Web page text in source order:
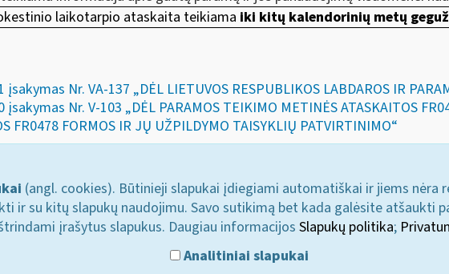
laikotarpio ataskaita teikiama iki kitų kalendorinių metų
Nr. VA-137 „DĖL LIETUVOS RESPUBLIKOS LABDAROS IR
Nr. V-103 „DĖL PARAMOS TEIKIMO METINĖS ATASKAITOS
FR0478 FORMOS IR JŲ UŽPILDYMO TAISYKLIŲ PATVIRTINIMO“
(angl. cookies). Būtinieji slapukai įdiegiami automatiškai ir jiems nėra
ir su kitų slapukų naudojimu. Savo sutikimą bet kada galėsite atšaukti
įrašytus slapukus. Daugiau informacijos Slapukų politika;
Analitiniai slapukai